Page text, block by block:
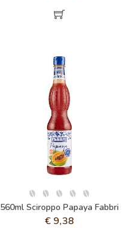
560ml Sciroppo Papaya Fabbri
€ 9,38